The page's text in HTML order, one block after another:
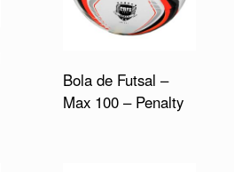
Bola de Futsal –
Max 100 – Penalty